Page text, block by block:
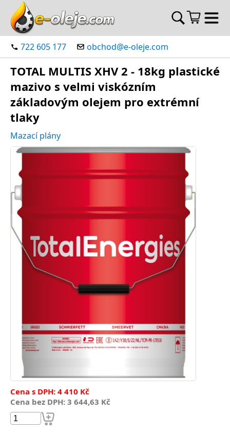
722 605 177 obchod@e-oleje.com
TOTAL MULTIS XHV 2 - 18kg plastické
mazivo s velmi viskózním
základovým olejem pro extrémní
tlaky
Mazací plány
Cena s DPH: 4 410 Kč
Cena bez DPH: 3 644,63 Kč